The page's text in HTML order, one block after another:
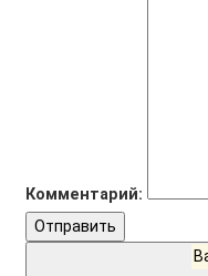
Комментарий:
Отправить